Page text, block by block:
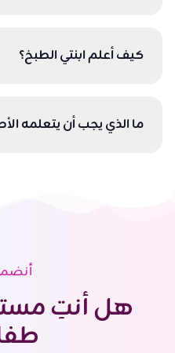
كيف أعلم ابنتي الطبخ؟
ما الذي يجب أن يتعلمه
هل أنتِ